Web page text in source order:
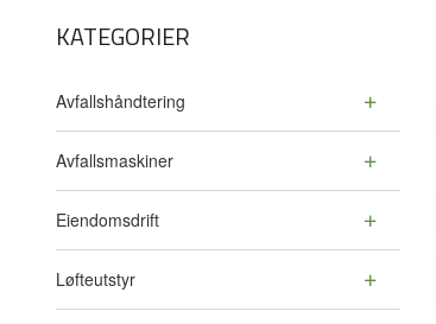
KATEGORIER
Avfallshåndtering
Avfallsmaskiner
Eiendomsdrift
Løfteutstyr